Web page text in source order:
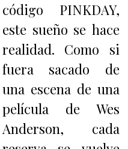
código PINKDAY,
este sueño se hace
realidad. Como si
fuera sacado de
una escena de una
película de Wes
Anderson, cada